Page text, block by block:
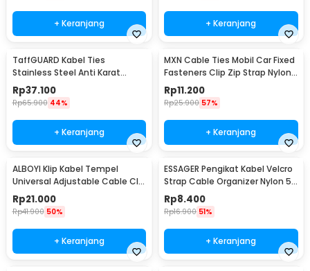
+ Keranjang + Keranjang
TaffGUARD Kabel Ties
Stainless Steel Anti Karat
Multifungsi 100 PCS
4.6x450mm - IF10
Rp37.100
Rp65.900 44%
+ Keranjang
MXN Cable Ties Mobil Car Fixed
Fasteners Clip Zip Strap Nylon
50 PCS 92x5mm - Q26
Rp11.200
Rp25.900 57%
+ Keranjang
ALBOYI Klip Kabel Tempel
Universal Adjustable Cable Clip
Holder 50 PCS - DS506
Rp21.000
Rp41.900 50%
+ Keranjang
ESSAGER Pengikat Kabel Velcro
Strap Cable Organizer Nylon 5
PCS - EXD-KBA01
Rp8.400
Rp16.900 51%
+ Keranjang